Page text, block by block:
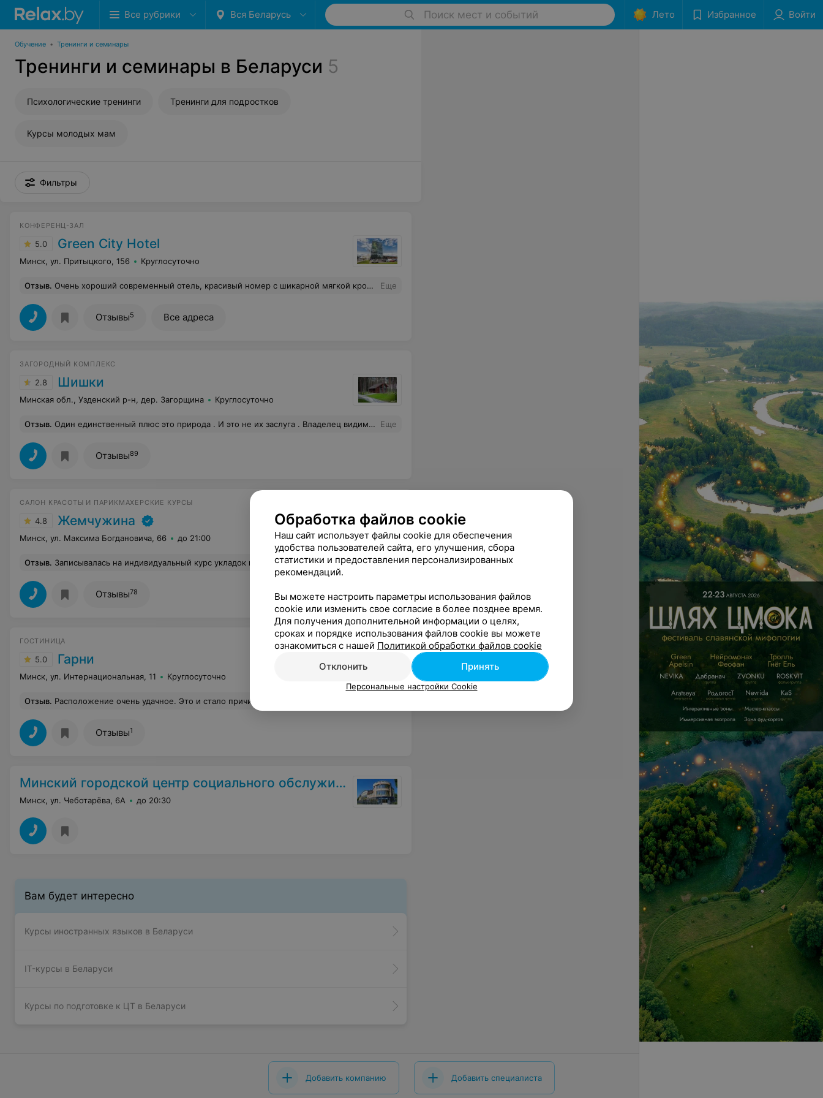
Все рубрики Вся Беларусь Поиск мест и событий Лето Избранное Войти
Обучение • Тренинги и семинары
Тренинги и семинары в Беларуси 5
Психологические тренинги Тренинги для подростков
Курсы молодых мам
Фильтры
КОНФЕРЕНЦ-ЗАЛ
5.0 Green City Hotel
Минск, ул. Притыцкого, 156 Круглосуточно
Отзыв. Очень хороший современный отель, красивый номер с шикарной мягкой кроватью и отличным бельём. Удобное месторасположение, рядом с метро, прямо из гостиницы выход в огромный торговый центр. Еще
Отзывы5 Все адреса
ЗАГОРОДНЫЙ КОМПЛЕКС
2.8 Шишки
Минская обл., Узденский р-н, дер. Загорщина Круглосуточно
Отзыв. Один единственный плюс это природа . И это не их заслуга . Владелец видимо давно не интересуется что происходит в комплексе . В номере 23 Комфорт все убитое , разломаное . Уборка абы какая . Персонал в новом ресторане просто чудо какое-то .Умудряются дажк лицо отвернуть на завтраке и не здороваться! Но это очень смешно конечно ) Как будто я к ним к гости домой приехала . Ожидание еды в ресторане в обед 2,5 часа !!!! Пустой зал ! Люди при нас вставали и уезжали !! Это как ??? Я попросила контакты управляющего их не дали ! И не связали сами ! Вообщем не выбрасывайте деньги на ветер . Полно прекрасных баз отдыха , где Вам будут очень рады !!! Еще
Отзывы89
САЛОН КРАСОТЫ И ПАРИКМАХЕРСКИЕ КУРСЫ
4.8 Жемчужина
Минск, ул. Максима Богдановича, 66 до 21:00
Отзыв. Записывалась на индивидуальный курс укладок на брашинг, утюжок и плойку к Ольге Валерьевне. Атмосфера дружелюбная, помощь в подборе моделей, профессиональный подход. Я восполнила свои пробелы и получила новые навыки. Рекомендую для обучения не только начинающим парикмахерам, но и желающим повысить свой уровень квалификации. Еще
Отзывы78
ГОСТИНИЦА
5.0 Гарни
Минск, ул. Интернациональная, 11 Круглосуточно
Отзыв. Расположение очень удачное. Это и стало причиной выбора. Все места и заведения, что мы планировали посетить, в шаговой доступности. Отличное место для пеших вечерних прогулок. Уютно.
Отзывы1
Минский городской центр социального обслуживания семьи и детей
Минск, ул. Чеботарёва, 6А до 20:30
Вам будет интересно
Курсы иностранных языков в Беларуси
IT-курсы в Беларуси
Курсы по подготовке к ЦТ в Беларуси
Добавить компанию Добавить специалиста
Обработка файлов cookie
Наш сайт использует файлы cookie для обеспечения
удобства пользователей сайта, его улучшения, сбора
статистики и предоставления персонализированных
рекомендаций.
Вы можете настроить параметры использования файлов
cookie или изменить свое согласие в более позднее время.
Для получения дополнительной информации о целях,
сроках и порядке использования файлов cookie вы можете
ознакомиться с нашей Политикой обработки файлов cookie
Отклонить
Принять
Персональные настройки Cookie